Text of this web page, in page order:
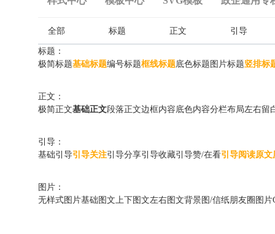
全部 标题 正文 引导
标题：
极简标题基础标题编号标题框线标题底色标题 图片标题竖排标
正文：
极简正文基础正文段落正文边框内容底色内容分栏布局左右留
引导：
基础引导引导关注引导分享引导收藏引导赞/在看引导阅读原文
图片：
无样式图片基础图文上下图文左右图文背景图/信纸朋友圈图片